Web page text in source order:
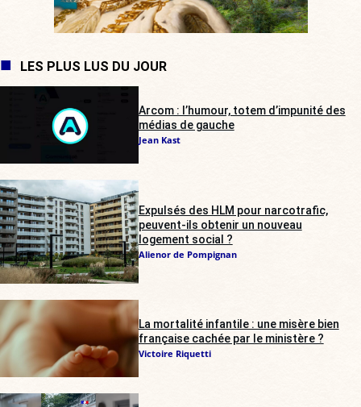
LES PLUS LUS DU JOUR
Arcom : l’humour, totem d’impunité des
médias de gauche
Jean Kast
Expulsés des HLM pour narcotrafic,
peuvent-ils obtenir un nouveau
logement social ?
Alienor de Pompignan
La mortalité infantile : une misère bien
française cachée par le ministère ?
Victoire Riquetti